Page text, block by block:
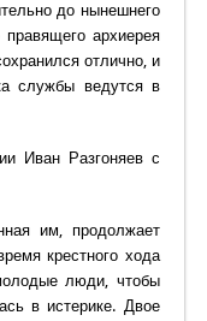
до нынешнего
архиерея
отлично, и
службы ведутся в
Иван Разгоняев с
им, продолжает
крестного хода
люди, чтобы
в истерике. Двое